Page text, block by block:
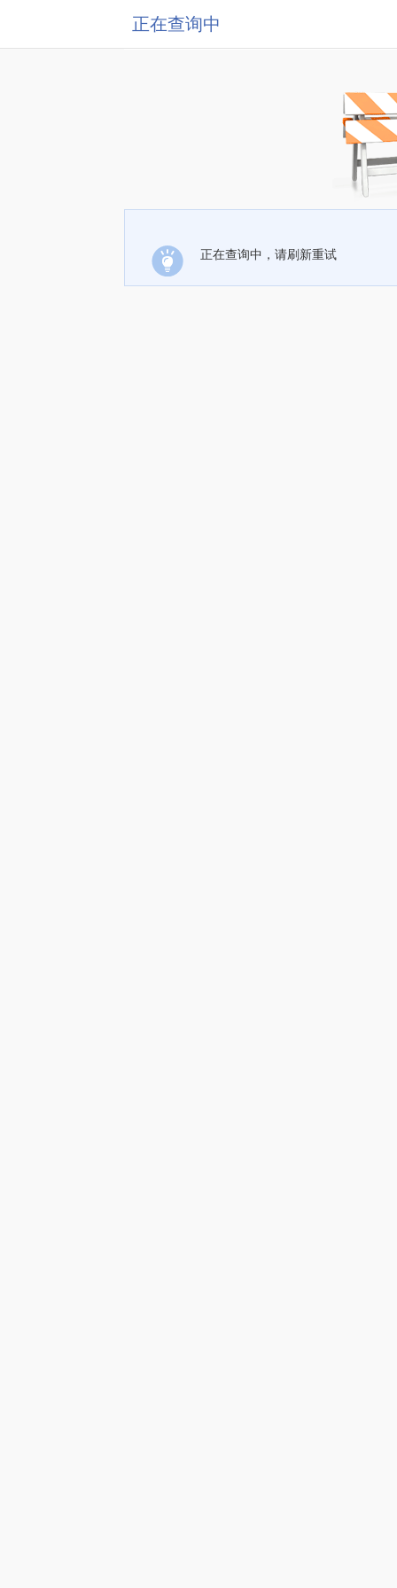
正在查询中
正在查询中，请刷新重试